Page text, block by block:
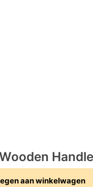
aan winkelwagen